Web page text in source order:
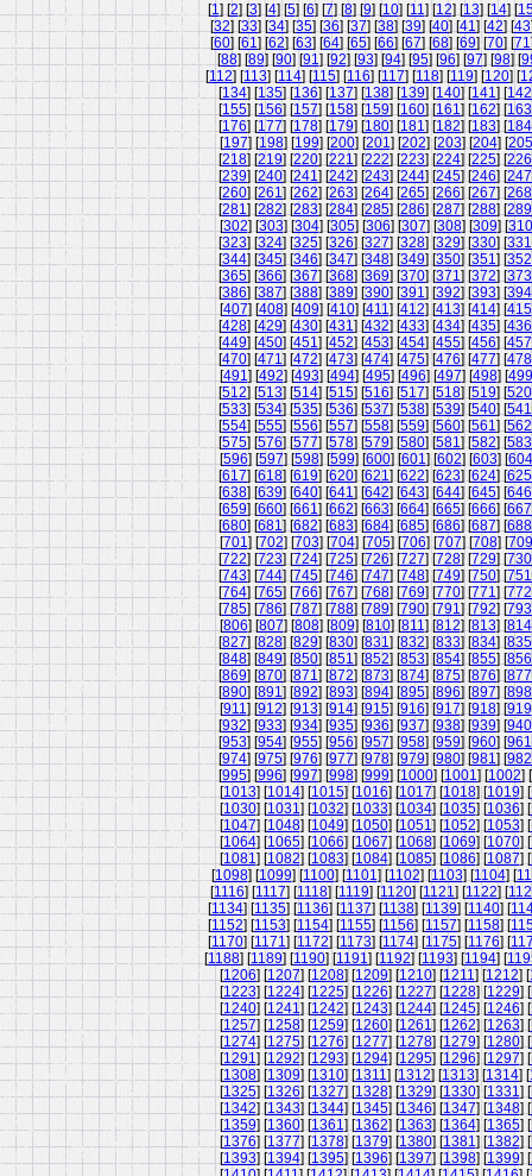
[1] [2] [3] [4] [5] [6] [7] [8] [9] [10] [11] [12] [13] [14] [
[32] [33] [34] [35] [36] [37] [38] [39] [40] [41] [42] [43
[60] [61] [62] [63] [64] [65] [66] [67] [68] [69] [70] [71
[88] [89] [90] [91] [92] [93] [94] [95] [96] [97] [98] [
[112] [113] [114] [115] [116] [117] [118] [119] [120] [
[134] [135] [136] [137] [138] [139] [140] [141] [142
[155] [156] [157] [158] [159] [160] [161] [162] [163
[176] [177] [178] [179] [180] [181] [182] [183] [184
[197] [198] [199] [200] [201] [202] [203] [204] [205
[218] [219] [220] [221] [222] [223] [224] [225] [226
[239] [240] [241] [242] [243] [244] [245] [246] [247
[260] [261] [262] [263] [264] [265] [266] [267] [268
[281] [282] [283] [284] [285] [286] [287] [288] [289
[302] [303] [304] [305] [306] [307] [308] [309] [310
[323] [324] [325] [326] [327] [328] [329] [330] [331
[344] [345] [346] [347] [348] [349] [350] [351] [352
[365] [366] [367] [368] [369] [370] [371] [372] [373
[386] [387] [388] [389] [390] [391] [392] [393] [394
[407] [408] [409] [410] [411] [412] [413] [414] [415
[428] [429] [430] [431] [432] [433] [434] [435] [436
[449] [450] [451] [452] [453] [454] [455] [456] [457
[470] [471] [472] [473] [474] [475] [476] [477] [478
[491] [492] [493] [494] [495] [496] [497] [498] [499
[512] [513] [514] [515] [516] [517] [518] [519] [520
[533] [534] [535] [536] [537] [538] [539] [540] [541
[554] [555] [556] [557] [558] [559] [560] [561] [562
[575] [576] [577] [578] [579] [580] [581] [582] [583
[596] [597] [598] [599] [600] [601] [602] [603] [604
[617] [618] [619] [620] [621] [622] [623] [624] [625
[638] [639] [640] [641] [642] [643] [644] [645] [646
[659] [660] [661] [662] [663] [664] [665] [666] [667
[680] [681] [682] [683] [684] [685] [686] [687] [688
[701] [702] [703] [704] [705] [706] [707] [708] [709
[722] [723] [724] [725] [726] [727] [728] [729] [730
[743] [744] [745] [746] [747] [748] [749] [750] [751
[764] [765] [766] [767] [768] [769] [770] [771] [772
[785] [786] [787] [788] [789] [790] [791] [792] [793
[806] [807] [808] [809] [810] [811] [812] [813] [814
[827] [828] [829] [830] [831] [832] [833] [834] [835
[848] [849] [850] [851] [852] [853] [854] [855] [856
[869] [870] [871] [872] [873] [874] [875] [876] [877
[890] [891] [892] [893] [894] [895] [896] [897] [898
[911] [912] [913] [914] [915] [916] [917] [918] [919
[932] [933] [934] [935] [936] [937] [938] [939] [940
[953] [954] [955] [956] [957] [958] [959] [960] [961
[974] [975] [976] [977] [978] [979] [980] [981] [982
[995] [996] [997] [998] [999] [1000] [1001] [1002] [
[1013] [1014] [1015] [1016] [1017] [1018] [1019] [
[1030] [1031] [1032] [1033] [1034] [1035] [1036] [
[1047] [1048] [1049] [1050] [1051] [1052] [1053] [
[1064] [1065] [1066] [1067] [1068] [1069] [1070] [
[1081] [1082] [1083] [1084] [1085] [1086] [1087] [
[1098] [1099] [1100] [1101] [1102] [1103] [1104] [
[1116] [1117] [1118] [1119] [1120] [1121] [1122] [
[1134] [1135] [1136] [1137] [1138] [1139] [1140] [
[1152] [1153] [1154] [1155] [1156] [1157] [1158] [
[1170] [1171] [1172] [1173] [1174] [1175] [1176] [
[1188] [1189] [1190] [1191] [1192] [1193] [1194] [
[1206] [1207] [1208] [1209] [1210] [1211] [1212] [
[1223] [1224] [1225] [1226] [1227] [1228] [1229] [
[1240] [1241] [1242] [1243] [1244] [1245] [1246] [
[1257] [1258] [1259] [1260] [1261] [1262] [1263] [
[1274] [1275] [1276] [1277] [1278] [1279] [1280] [
[1291] [1292] [1293] [1294] [1295] [1296] [1297] [
[1308] [1309] [1310] [1311] [1312] [1313] [1314] [
[1325] [1326] [1327] [1328] [1329] [1330] [1331] [
[1342] [1343] [1344] [1345] [1346] [1347] [1348] [
[1359] [1360] [1361] [1362] [1363] [1364] [1365] [
[1376] [1377] [1378] [1379] [1380] [1381] [1382] [
[1393] [1394] [1395] [1396] [1397] [1398] [1399] [